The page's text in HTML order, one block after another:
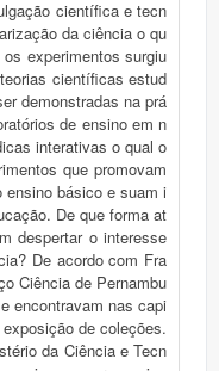
científica e tecn
da ciência o qu
experimentos surgiu
científicas estud
demonstradas na prá
de ensino em n
interativas o qual o
que promovam
básico e suam i
De que forma at
despertar o interesse
De acordo com Fra
Ciência de Pernambu
encontravam nas capi
de coleções.
da Ciência e Tecn